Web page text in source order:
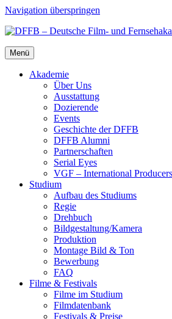
Navigation überspringen
Menü
Aka­de­mie
Über Uns
Aus­stat­tung
Dozie­ren­de
Events
Geschich­te der DFFB
DFFB Alum­ni
Part­ner­schaf­ten
Seri­al Eyes
VGF – Inter­na­tio­nal
Stu­di­um
Auf­bau des Stu­di­ums
Regie
Dreh­buch
Bildgestaltung/​​Kamera
Pro­duk­ti­on
Mon­ta­ge Bild & Ton
Bewer­bung
FAQ
Fil­me & Fes­ti­vals
Fil­me im Stu­di­um
Film­da­ten­bank
Fes­ti­vals & Prei­se